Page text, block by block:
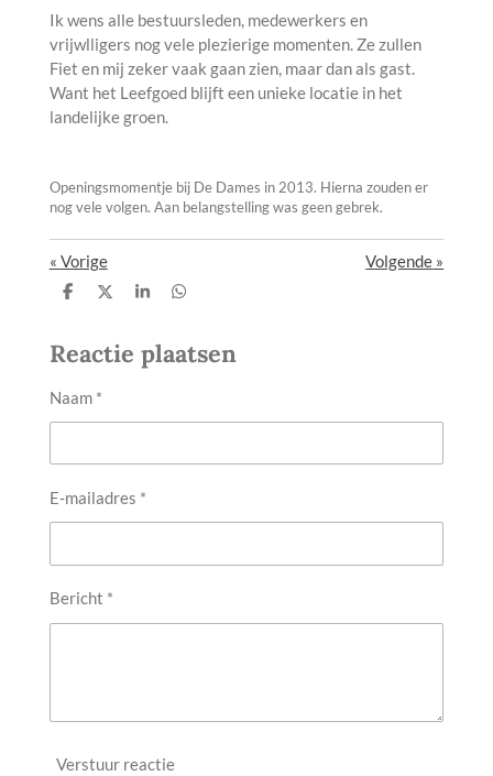
Ik wens alle bestuursleden, medewerkers en
vrijwlligers nog vele plezierige momenten. Ze zullen
Fiet en mij zeker vaak gaan zien, maar dan als gast.
Want het Leefgoed blijft een unieke locatie in het
landelijke groen.
Openingsmomentje bij De Dames in 2013. Hierna zouden er
nog vele volgen. Aan belangstelling was geen gebrek.
« Vorige Volgende »
D
e
n
D
l
S
r
e
D
e
n
Reactie plaatsen
Naam *
E-mailadres *
Bericht *
Verstuur reactie